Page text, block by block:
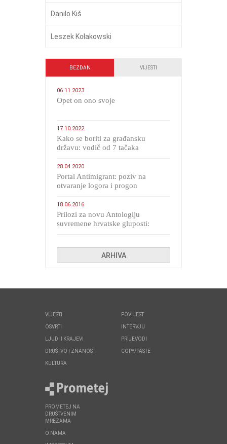
Danilo Kiš
Leszek Kołakowski
BEZDAN VIJESTI
06.11.2023
​Opet on ono svoje
17.10.2022
Kako se boriti za građansku
državu: vodič od 7 tačaka
28.04.2020
Portal Antimigrant: poziv na
otvaranje logora i progon
18.06.2016
Prilozi za novu Antologiju
suvremene hrvatske gluposti:
ARHIVA
VIJESTI
OSVRTI
LJUDI I KRAJEVI
DRUŠTVO I ZNANOST
KULTURA
POVIJEST
INTERVJU
PRIJEVODI
COPY/PASTE
PROMETEJ NA
DRUŠTVENIM
MREŽAMA
O NAMA